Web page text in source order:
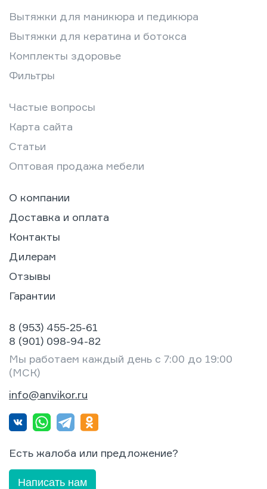
Вытяжки для маникюра и педикюра
Вытяжки для кератина и ботокса
Комплекты здоровье
Фильтры
Частые вопросы
Карта сайта
Статьи
Оптовая продажа мебели
О компании
Доставка и оплата
Контакты
Дилерам
Отзывы
Гарантии
8 (953) 455-25-61
8 (901) 098-94-82
Мы работаем каждый день с 7:00 до 19:00
(МСК)
info@anvikor.ru
Есть жалоба или предложение?
Написать нам